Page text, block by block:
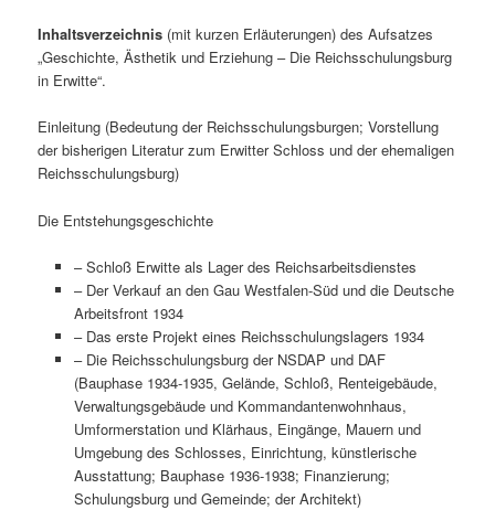
Inhaltsverzeichnis (mit kurzen Erläuterungen) des Aufsatzes
„Geschichte, Ästhetik und Erziehung – Die Reichsschulungsburg
in Erwitte“.
Einleitung (Bedeutung der Reichsschulungsburgen; Vorstellung
der bisherigen Literatur zum Erwitter Schloss und der ehemaligen
Reichsschulungsburg)
Die Entstehungsgeschichte
– Schloß Erwitte als Lager des Reichsarbeitsdienstes
– Der Verkauf an den Gau Westfalen-Süd und die Deutsche
Arbeitsfront 1934
– Das erste Projekt eines Reichsschulungslagers 1934
– Die Reichsschulungsburg der NSDAP und DAF
(Bauphase 1934-1935, Gelände, Schloß, Renteigebäude,
Verwaltungsgebäude und Kommandantenwohnhaus,
Umformerstation und Klärhaus, Eingänge, Mauern und
Umgebung des Schlosses, Einrichtung, künstlerische
Ausstattung; Bauphase 1936-1938; Finanzierung;
Schulungsburg und Gemeinde; der Architekt)